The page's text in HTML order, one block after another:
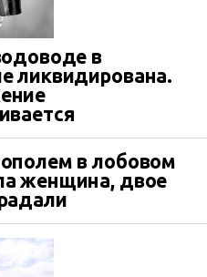
в
ликвидирована.
в лобовом
женщина, двое